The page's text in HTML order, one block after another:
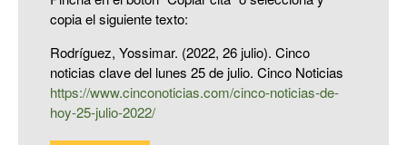
copia el siguiente texto:
Rodríguez, Yossimar. (2022, 26 julio). Cinco
noticias clave del lunes 25 de julio. Cinco Noticias
https://www.cinconoticias.com/cinco-noticias-de-
hoy-25-julio-2022/